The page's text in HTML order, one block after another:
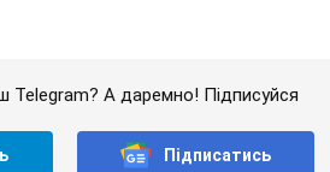
Telegram? А даремно! Підписуйся
Підписатись